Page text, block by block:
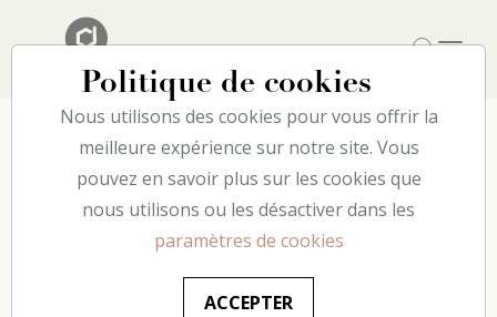
5 manières de
mettre vos cimaises
en valeur
Politique de cookies
Nous utilisons des cookies pour vous offrir la
meilleure expérience sur notre site. Vous
pouvez en savoir plus sur les cookies que
nous utilisons ou les désactiver dans les
paramètres de cookies
ACCEPTER